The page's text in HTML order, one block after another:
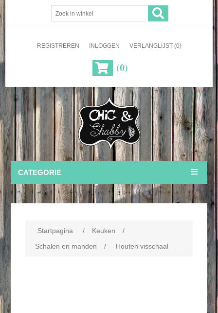
REGISTREREN INLOGGEN VERLANGLIJST (0)
(0)
CATEGORIE
Startpagina / Keuken
/
Schalen en manden
/ Houten visschaal